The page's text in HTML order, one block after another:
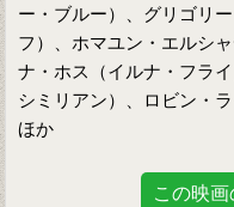
ー・ブルー）、グリゴリ
フ）、ホマユン・エルシ
ナ・ホス（イルナ・フラ
シミリアン）、ロビン・
ほか
この映